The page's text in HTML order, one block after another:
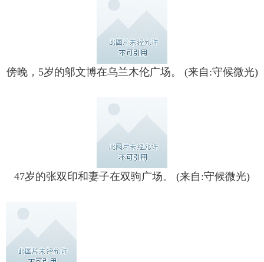
傍晚，5岁的邬文博在乌兰木伦广场。 (来自:守候微光)
47岁的张双印和妻子在双驹广场。 (来自:守候微光)